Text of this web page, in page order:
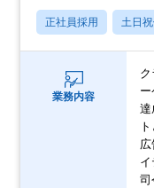
正社員採用 土日
業務内容
達
司